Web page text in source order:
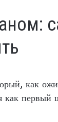
как
первый